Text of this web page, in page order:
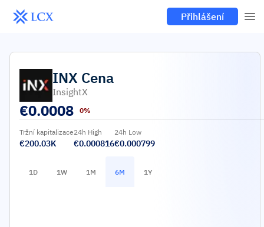
Přihlášení
INX Cena
InsightX
€0.0008 0%
Tržní kapitalizace
€200.03K
24h High
€0.000816
24h Low
€0.000799
1D 1W 1M 6M 1Y